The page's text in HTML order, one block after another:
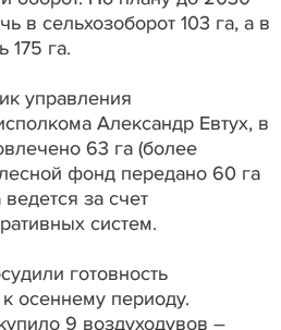
в сельхозоборот 103 га, а в
175 га.
управления
Александр Евтух, в
63 га (более
фонд передано 60 га
ведется за счет
систем.
готовность
осеннему периоду.
9 воздуходувов –